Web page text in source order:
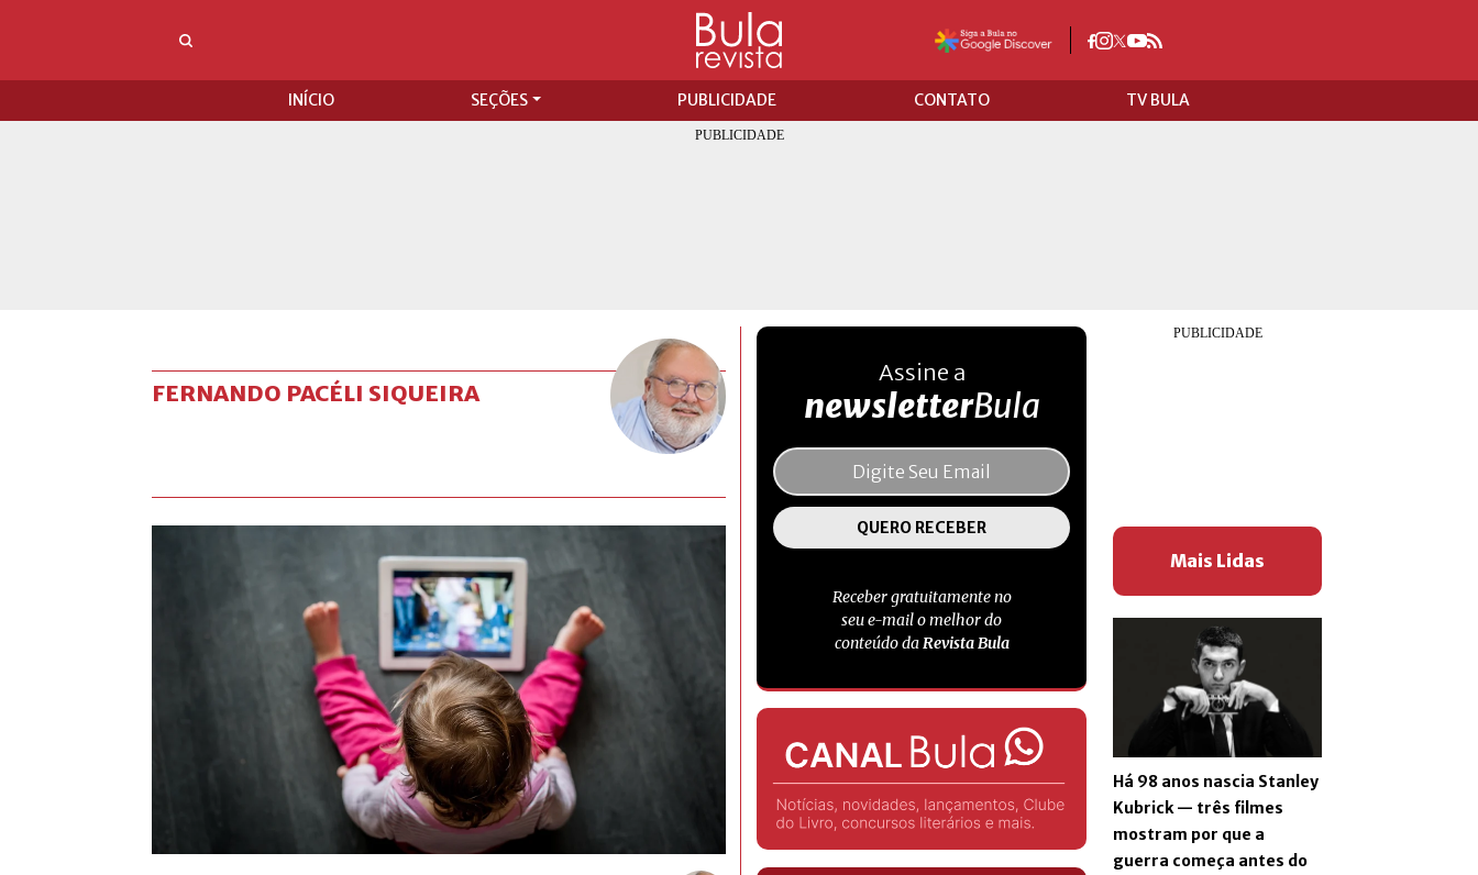
INÍCIO SEÇÕES PUBLICIDADE CONTATO TV BULA
FERNANDO PACÉLI SIQUEIRA
Assine a
newsletterBula
Receber gratuitamente no
seu e-mail o melhor do
conteúdo daRevista Bula
Mais Lidas
Há 98 anos nascia Stanley
Kubrick — três filmes
mostram por que a
guerra começa antes do